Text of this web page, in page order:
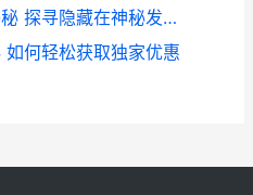
超自然行动组逍遥假发揭秘 探寻隐藏在神秘发饰背后的故事
何轻松获取独家优惠